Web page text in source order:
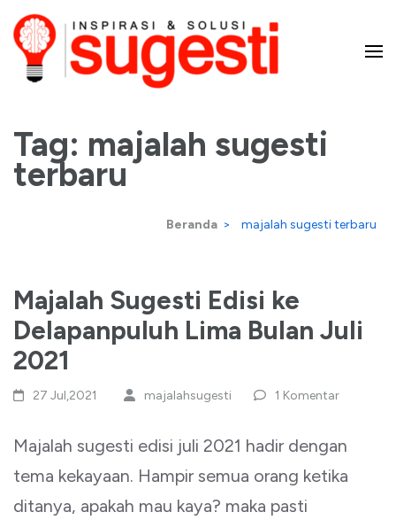
Lompat
ke
konten
Enter)
dan Solusi
Tag: majalah sugesti
terbaru
Beranda > majalah sugesti terbaru
Majalah Sugesti Edisi ke
Delapanpuluh Lima Bulan Juli
2021
27 Jul,2021 majalahsugesti 1 Komentar
Majalah sugesti edisi juli 2021 hadir dengan
tema kekayaan. Hampir semua orang ketika
ditanya, apakah mau kaya? maka pasti